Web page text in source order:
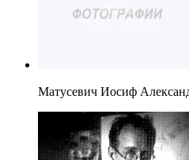
Матусевич Иосиф